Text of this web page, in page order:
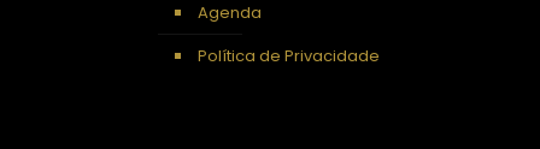
Agenda
Política de Privacidade